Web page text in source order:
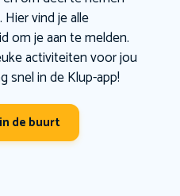
vind je alle
om je aan te melden.
activiteiten voor jou
snel in de Klup-app!
de buurt